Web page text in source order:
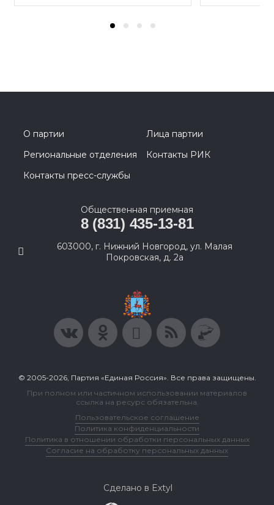
О партии
Лица партии
Региональные отделения
Контакты РИК
Контакты пресс-службы
Общественная приемная
8 (831) 435-13-81
603000, г. Нижний Новгород, ул. Малая
Покровская, д. 2а
© 2005-2026, Партия «Единая Россия». Все права защищены.
При полном или частичном использовании материалов
ссылка на ресурс обязательна.
Пользовательское соглашение
Политика конфиденциальности
Политика в отношении обработки персональных данных
Согласие на обработку персональных данных
Сделано в Extyl